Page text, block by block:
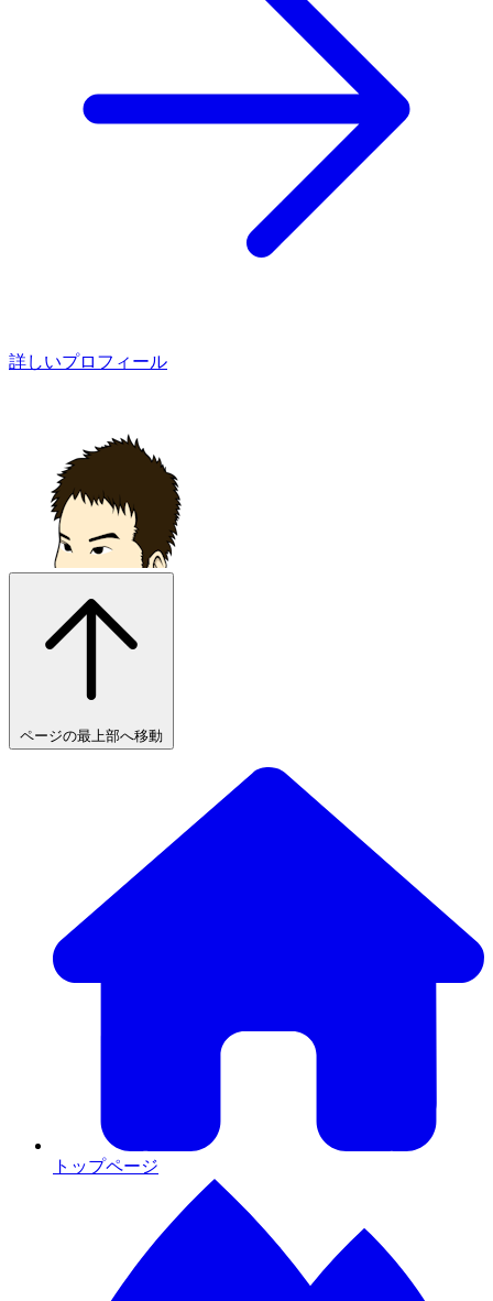
詳しいプロフィール
ページの最上部へ移動
トップページ